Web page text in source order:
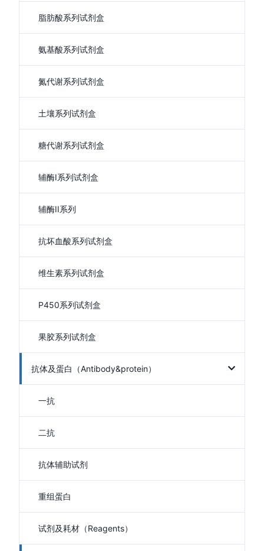
脂肪酸系列试剂盒
氨基酸系列试剂盒
氮代谢系列试剂盒
土壤系列试剂盒
糖代谢系列试剂盒
辅酶I系列试剂盒
辅酶II系列
抗坏血酸系列试剂盒
维生素系列试剂盒
P450系列试剂盒
果胶系列试剂盒
抗体及蛋白（Antibody&protein）
一抗
二抗
抗体辅助试剂
重组蛋白
试剂及耗材（Reagents）